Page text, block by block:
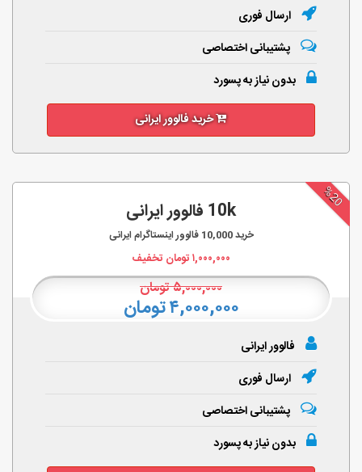
ارسال فوری
پشتیبانی اختصاصی
بدون نیاز به پسورد
خرید فالوور ایرانی
%20
10k فالوور ایرانی
خرید10,000 فالوور اینستاگرام ایرانی
۱,۰۰۰,۰۰۰تومان تخفیف
۵,۰۰۰,۰۰۰تومان
۴,۰۰۰,۰۰۰ تومان
فالوور ایرانی
ارسال فوری
پشتیبانی اختصاصی
بدون نیاز به پسورد